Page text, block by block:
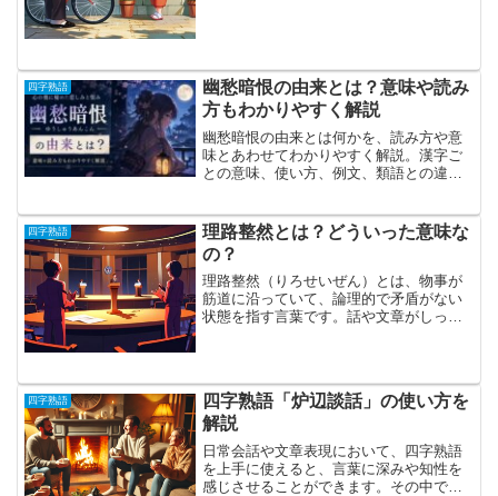
四字熟語
幽愁暗恨の由来とは？意味や読み
方もわかりやすく解説
幽愁暗恨の由来とは何かを、読み方や意
味とあわせてわかりやすく解説。漢字ご
との意味、使い方、例文、類語との違い
四字熟語
理路整然とは？どういった意味な
の？
理路整然（りろせいぜん）とは、物事が
筋道に沿っていて、論理的で矛盾がない
状態を指す言葉です。話や文章がしっか
話し方や文章が理路整然と...
四字熟語
四字熟語「炉辺談話」の使い方を
解説
日常会話や文章表現において、四字熟語
を上手に使えると、言葉に深みや知性を
感じさせることができます。その中でも